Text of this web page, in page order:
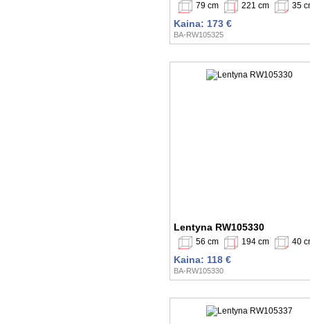
79 cm 221 cm 35
Kaina: 173 €
BA-RW105325
Lentyna RW105330
56 cm 194 cm 40
Kaina: 118 €
BA-RW105330